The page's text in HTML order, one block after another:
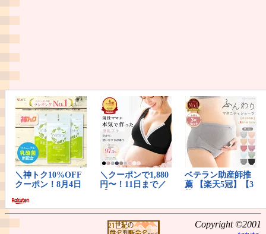
Copyright ©2001